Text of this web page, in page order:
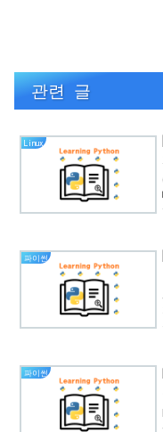
관련 글
Linux
파이썬
파이썬